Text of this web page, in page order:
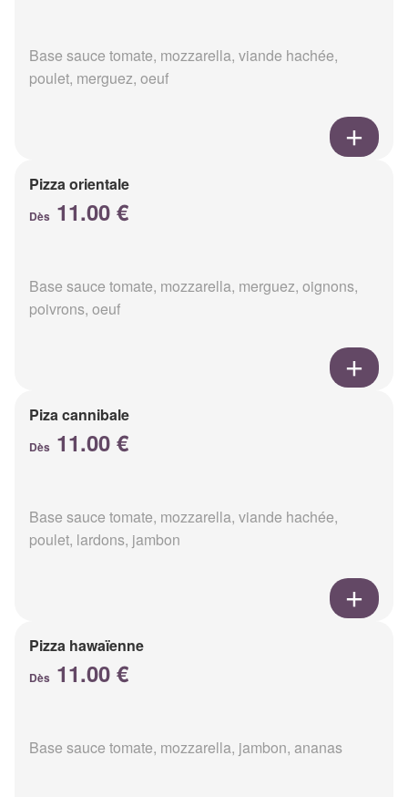
Base sauce tomate, mozzarella, viande hachée,
poulet, merguez, oeuf
Pizza orientale
Dès 11.00 €
Base sauce tomate, mozzarella, merguez, oignons,
poivrons, oeuf
Piza cannibale
Dès 11.00 €
Base sauce tomate, mozzarella, viande hachée,
poulet, lardons, jambon
Pizza hawaïenne
Dès 11.00 €
Base sauce tomate, mozzarella, jambon, ananas